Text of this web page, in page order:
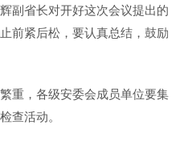
副省长对开好这次会议提出的
前紧后松，要认真总结，鼓励
重，各级安委会成员单位要集
查活动。